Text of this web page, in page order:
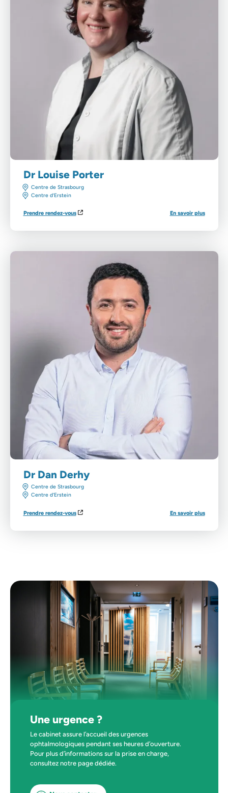
Dr Louise Porter
Centre de Strasbourg
Centre d’Erstein
Prendre rendez-vous En savoir plus
Dr Dan Derhy
Centre de Strasbourg
Centre d’Erstein
Prendre rendez-vous En savoir plus
Une urgence ?
Le cabinet assure l’accueil des urgences
ophtalmologiques pendant ses heures d’ouverture.
Pour plus d’informations sur la prise en charge,
consultez notre page dédiée.